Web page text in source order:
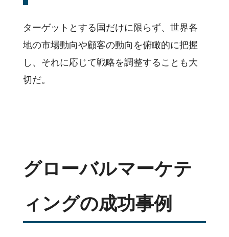
ターゲットとする国だけに限らず、世界各
地の市場動向や顧客の動向を俯瞰的に把握
し、それに応じて戦略を調整することも大
切だ。
グローバルマーケテ
ィングの成功事例